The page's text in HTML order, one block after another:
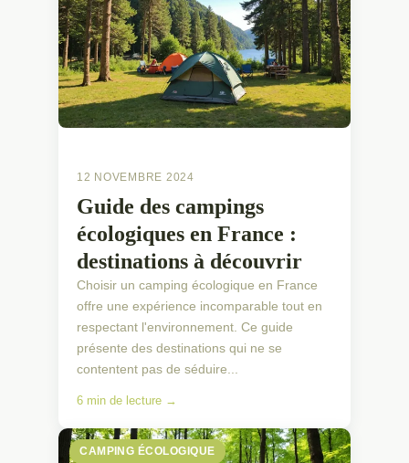
12 NOVEMBRE 2024
Guide des campings
écologiques en France :
destinations à découvrir
Choisir un camping écologique en France
offre une expérience incomparable tout en
respectant l'environnement. Ce guide
présente des destinations qui ne se
contentent pas de séduire...
6 min de lecture →
CAMPING ÉCOLOGIQUE